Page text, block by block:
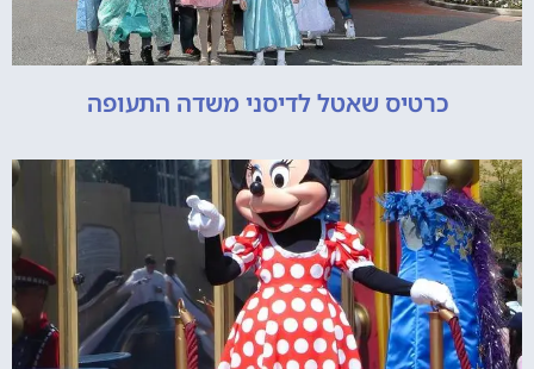
כרטיס שאטל לדיסני משדה התעופה